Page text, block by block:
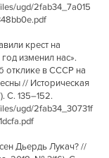
ugd/2fab34_7a015
крест на
изменил нас».
отклике в СССР на
// Историческая
С. 135–152.
ugd/2fab34_30731f
Дьердь Лукач? //